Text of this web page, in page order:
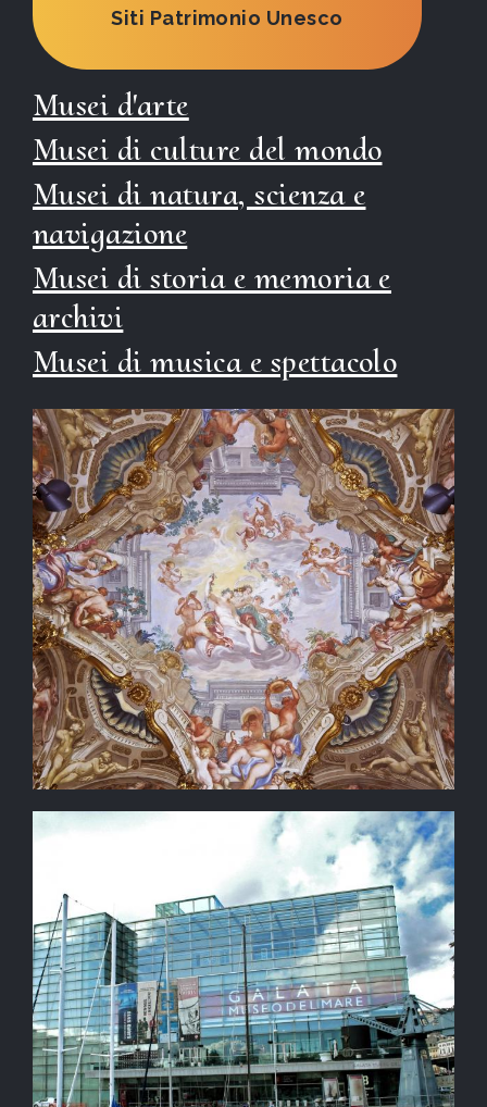
Siti Patrimonio Unesco
Musei d'arte
Musei di culture del mondo
Musei di natura, scienza e
navigazione
Musei di storia e memoria e
archivi
Musei di musica e spettacolo